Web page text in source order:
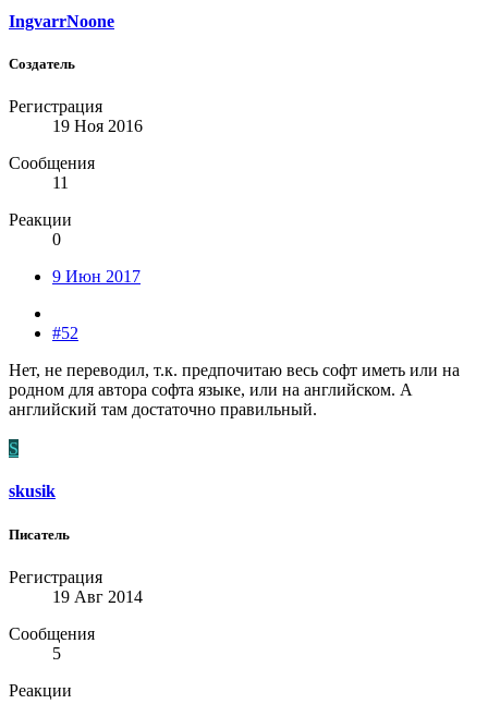
IngvarrNoone
Создатель
Регистрация
19 Ноя 2016
Сообщения
11
Реакции
0
9 Июн 2017
#52
Нет, не переводил, т.к. предпочитаю весь софт иметь или на
родном для автора софта языке, или на английском. А
английский там достаточно правильный.
S
skusik
Писатель
Регистрация
19 Авг 2014
Сообщения
5
Реакции